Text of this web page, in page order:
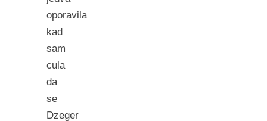
oporavila
kad
sam
cula
da
se
Dzeger